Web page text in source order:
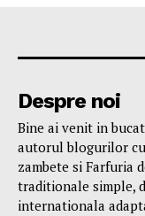
Despre noi
Bine ai venit in
autorul blogurilor
zambete si Farfuria
traditionale simple,
internationala